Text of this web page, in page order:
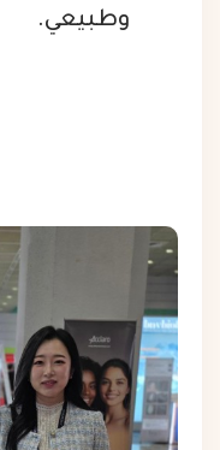
وطبيعي.